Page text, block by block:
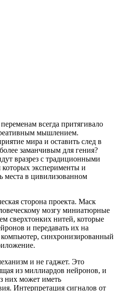
всегда притягивало
мышлением.
мира и оставить след в
заманчивым для гения?
вразрез с традиционными
которых эксперименты и
места в цивилизованном
сторона проекта. Маск
мозгу миниатюрные
сверхтонких нитей, которые
и передавать их на
синхронизированный
и не гаджет. Это
из миллиардов нейронов, и
них может иметь
Интерпретация сигналов от